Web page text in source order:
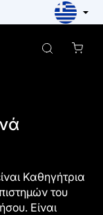
Καθηγήτρια
του
Είναι